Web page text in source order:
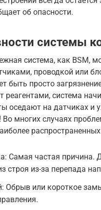
об опасности.
системы
система, как BSM,
проводкой или
быть просто
система
оседают на датчиках и
Во многих случаях
Самая частая
строя из-за перепада
Обрыв или короткое